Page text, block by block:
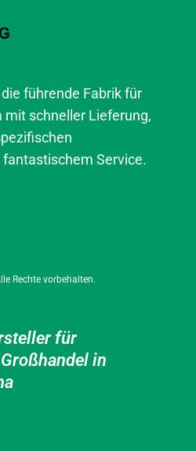
führende Fabrik für
mit schneller Lieferung,
Service.
Rechte vorbehalten.
für
in